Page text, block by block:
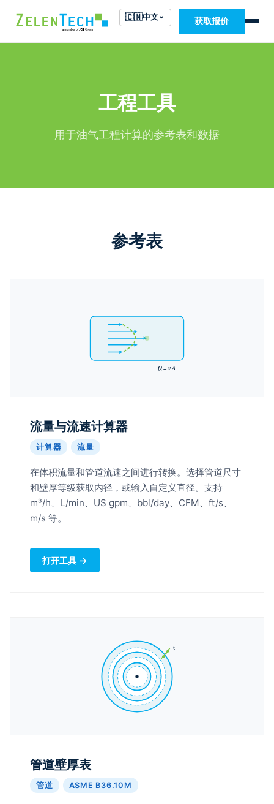
🇨🇳中文 获取报价
工程工具
用于油气工程计算的参考表和数据
参考表
Q = v A
流量与流速计算器
计算器 流量
在体积流量和管道流速之间进行转换。选择管道尺寸
和壁厚等级获取内径，或输入自定义直径。支持
m³/h、L/min、US gpm、bbl/day、CFM、ft/s、
m/s 等。
打开工具 →
t
管道壁厚表
管道 ASME B36.10M